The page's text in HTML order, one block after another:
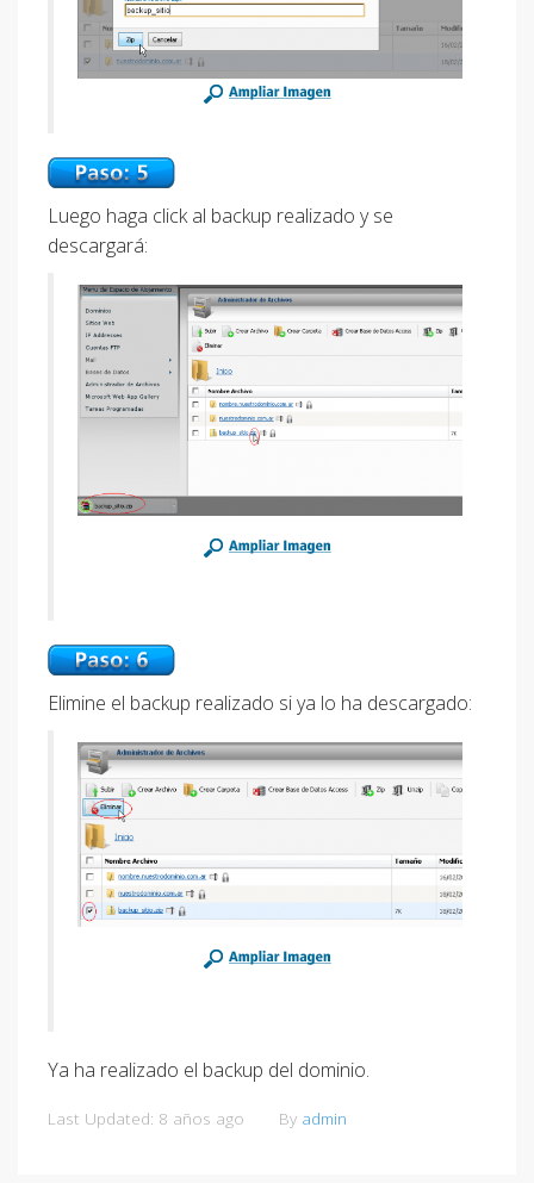
Luego haga click al backup realizado y se
descargará:
Elimine el backup realizado si ya lo ha descargado:
Ya ha realizado el backup del dominio.
Last Updated: 8 años ago By admin